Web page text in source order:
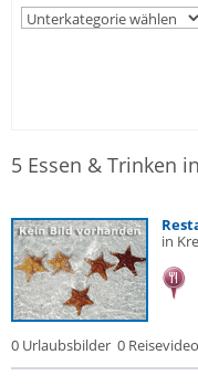
5 Essen & Trinken
in
0 Urlaubsbilder 0